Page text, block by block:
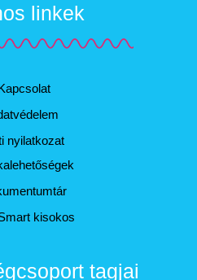
tagjai
linkek
nyilatkozat
kisokos